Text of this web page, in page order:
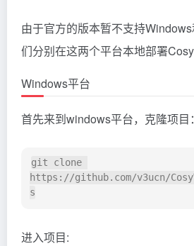
由于官方的版本暂不支持
们分别在这两个平台本地部署
Windows平台
首先来到windows平台，克隆项目：
git clone
https://github.com/v3ucn/
进入项目: